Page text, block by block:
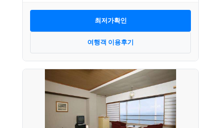
최저가확인
여행객 이용후기